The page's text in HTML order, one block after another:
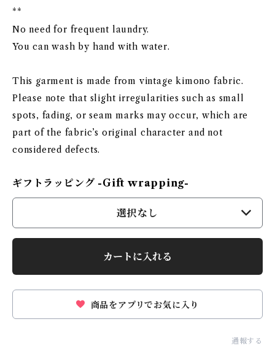
**
No need for frequent laundry.
You can wash by hand with water.
This garment is made from vintage kimono fabric.
Please note that slight irregularities such as small
spots, fading, or seam marks may occur, which are
part of the fabric’s original character and not
considered defects.
ギフトラッピング -Gift wrapping-
選択なし
カートに入れる
商品をアプリでお気に入り
通報する